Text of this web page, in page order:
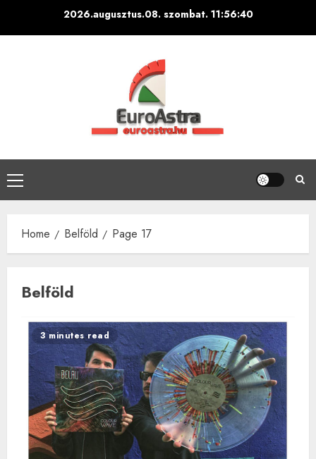
2026.augusztus.08. szombat. 11:56:42
Primary
Menu
Home Belföld Page 17
Belföld
3 minutes read